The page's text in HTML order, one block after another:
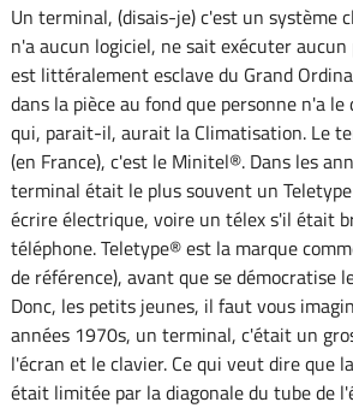
Un terminal, (disais-je) c'est un système
n'a aucun logiciel, ne sait exécuter
est littéralement esclave du Grand
dans la pièce au fond que personne n'a
qui, parait-il, aurait la Climatisation. Le
(en France), c'est le Minitel®. Dans les
terminal était le plus souvent un
écrire électrique, voire un télex s'il était
téléphone. Teletype® est la marque
de référence), avant que se démocratise
Donc, les petits jeunes, il faut vous
années 1970s, un terminal, c'était un
l'écran et le clavier. Ce qui veut dire que
était limitée par la diagonale du tube de